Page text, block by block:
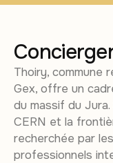
Thoiry, commune
Gex, offre un
du massif du
CERN et la
recherchée par
professionnels